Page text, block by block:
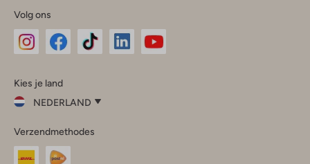
Volg ons
InstagramFacebook
Kies je land
NEDERLAND
je
land
Verzendmethodes